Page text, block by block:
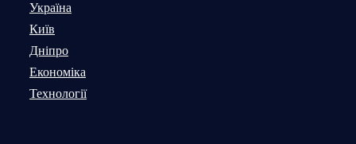
Україна
Київ
Дніпро
Економіка
Технології